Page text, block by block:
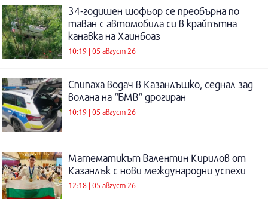
34-годишен шофьор се преобърна по
таван с автомобила си в крайпътна
канавка на Хаинбоаз
10:19 | 05 август 26
Спипаха водач в Казанлъшко, седнал зад
волана на “БМВ“ дрогиран
10:19 | 05 август 26
Математикът Валентин Кирилов от
Казанлък с нови международни успехи
12:18 | 05 август 26